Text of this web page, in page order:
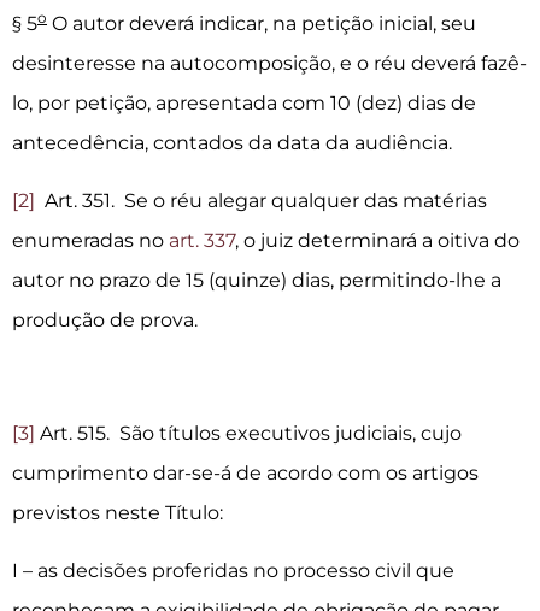
§ 5o O autor deverá indicar, na petição inicial, seu
desinteresse na autocomposição, e o réu deverá fazê-
lo, por petição, apresentada com 10 (dez) dias de
antecedência, contados da data da audiência.
[2] Art. 351. Se o réu alegar qualquer das matérias
enumeradas no art. 337, o juiz determinará a oitiva do
autor no prazo de 15 (quinze) dias, permitindo-lhe a
produção de prova.
[3] Art. 515. São títulos executivos judiciais, cujo
cumprimento dar-se-á de acordo com os artigos
previstos neste Título:
I – as decisões proferidas no processo civil que